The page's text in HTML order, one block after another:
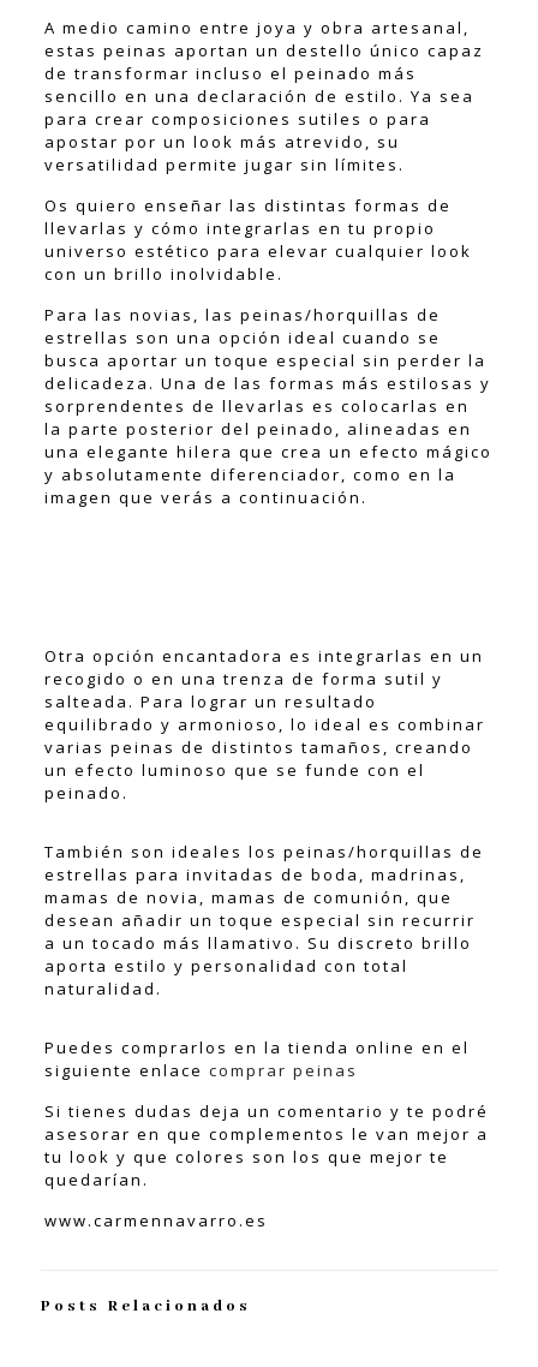
A medio camino entre joya y obra artesanal,
estas peinas aportan un destello único capaz
de transformar incluso el peinado más
sencillo en una declaración de estilo. Ya sea
para crear composiciones sutiles o para
apostar por un look más atrevido, su
versatilidad permite jugar sin límites.
Os quiero enseñar las distintas formas de
llevarlas y cómo integrarlas en tu propio
universo estético para elevar cualquier look
con un brillo inolvidable.
Para las novias, las peinas/horquillas de
estrellas son una opción ideal cuando se
busca aportar un toque especial sin perder la
delicadeza. Una de las formas más estilosas y
sorprendentes de llevarlas es colocarlas en
la parte posterior del peinado, alineadas en
una elegante hilera que crea un efecto mágico
y absolutamente diferenciador, como en la
imagen que verás a continuación.
Otra opción encantadora es integrarlas en un
recogido o en una trenza de forma sutil y
salteada. Para lograr un resultado
equilibrado y armonioso, lo ideal es combinar
varias peinas de distintos tamaños, creando
un efecto luminoso que se funde con el
peinado.
También son ideales los peinas/horquillas de
estrellas para invitadas de boda, madrinas,
mamas de novia, mamas de comunión, que
desean añadir un toque especial sin recurrir
a un tocado más llamativo. Su discreto brillo
aporta estilo y personalidad con total
naturalidad.
Puedes comprarlos en la tienda online en el
siguiente enlacecomprar peinas
Si tienes dudas deja un comentario y te podré
asesorar en que complementos le van mejor a
tu look y que colores son los que mejor te
quedarían.
www.carmennavarro.es
Posts Relacionados